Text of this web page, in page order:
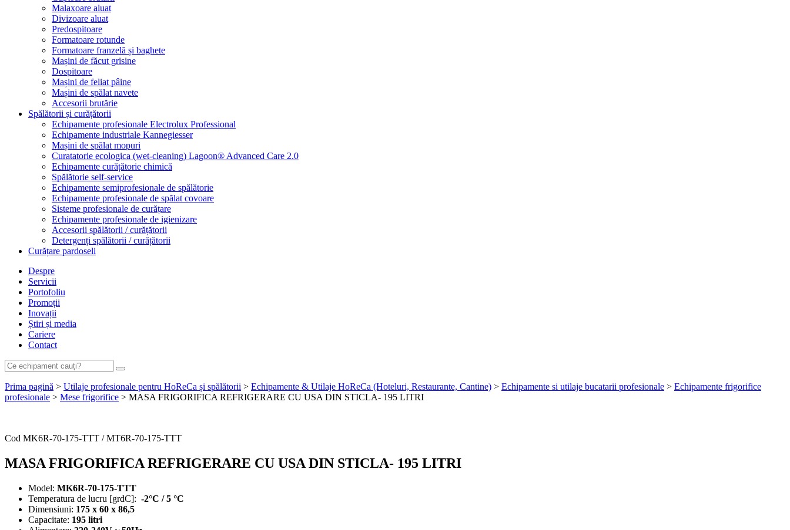
Malaxoare aluat
Divizoare aluat
Predospitoare
Formatoare rotunde
Formatoare franzelă și baghete
Mașini de făcut grisine
Dospitoare
Mașini de feliat pâine
Mașini de spălat navete
Accesorii brutărie
Spălătorii și curățătorii
Echipamente profesionale Electrolux Professional
Echipamente industriale Kannegiesser
Mașini de spălat mopuri
Curatatorie ecologica (wet-cleaning) Lagoon® Advanced Care 2.0
Echipamente curățătorie chimică
Spălătorie self-service
Echipamente semiprofesionale de spălătorie
Echipamente profesionale de spălat covoare
Sisteme profesionale de curățare
Echipamente profesionale de igienizare
Accesorii spălătorii / curățătorii
Detergenți spălătorii / curățătorii
Curățare pardoseli
Despre
Servicii
Portofoliu
Promoții
Inovații
Știri și media
Cariere
Contact
Prima pagină > Utilaje profesionale pentru HoReCa și spălătorii > Echipamente & Utilaje HoReCa (Hoteluri, Restaurante, Cantine) > Echipamente si utilaje bucatarii profesionale > Echipamente frigorifice
profesionale > Mese frigorifice > MASA FRIGORIFICA REFRIGERARE CU USA DIN STICLA- 195 LITRI
Cod MK6R-70-175-TTT / MT6R-70-175-TTT
MASA FRIGORIFICA REFRIGERARE CU USA DIN STICLA- 195 LITRI
Model: MK6R-70-175-TTT
Temperatura de lucru [grdC]: -2°C / 5 °C
Dimensiuni: 175 x 60 x 86,5
Capacitate: 195 litri